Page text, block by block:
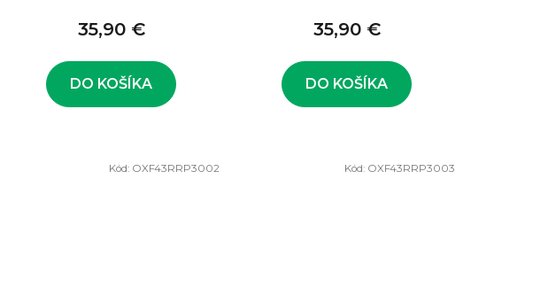
35,90 €
DO KOŠÍKA
35,90 €
DO KOŠÍKA
Kód: OXF43RRP3002 Kód: OXF43RRP3003